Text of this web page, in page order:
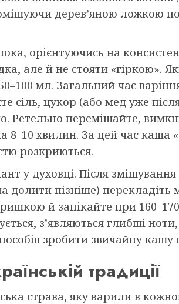
дерев’яною ложкою
орієнтуючись на
але й не стояти «гіркою».
мл. Загальний час
сіль, цукор (або мед уже
Ретельно перемішайте,
хвилин. За цей час каша
розкриються.
у духовці. Після змішування
долити пізніше) перекладіть
й запікайте при 160–170
з’являються глибші
зробити звичайну кашу
традиції
страва, яку варили в